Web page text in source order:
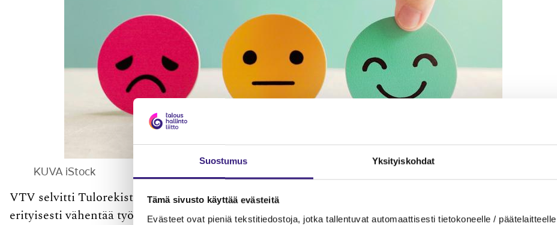
Suostumus Yksityiskohdat
Tämä sivusto käyttää evästeitä
Evästeet ovat pieniä tekstitiedostoja, jotka tallentuvat automaattisesti tietokoneelle /
KUVA iStock
VTV selvitti Tulorekisterille asetettujen tavoitteiden onnistumista. Tavoitteiden tarkoituksena on
erityisesti vähentää työnantajien hallinnollista taakkaa ja tehostaa viranomaisten toimintaa